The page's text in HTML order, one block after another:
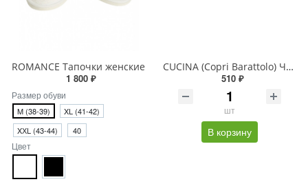
ROMANCE Тапочки женские
1 800 ₽
Размер обуви
M (38-39)
XL (41-42)
XХL (43-44)
40
Цвет
CUCINA (Copri Barattolo) Чехол для крышки банки
510 ₽
шт
В корзину